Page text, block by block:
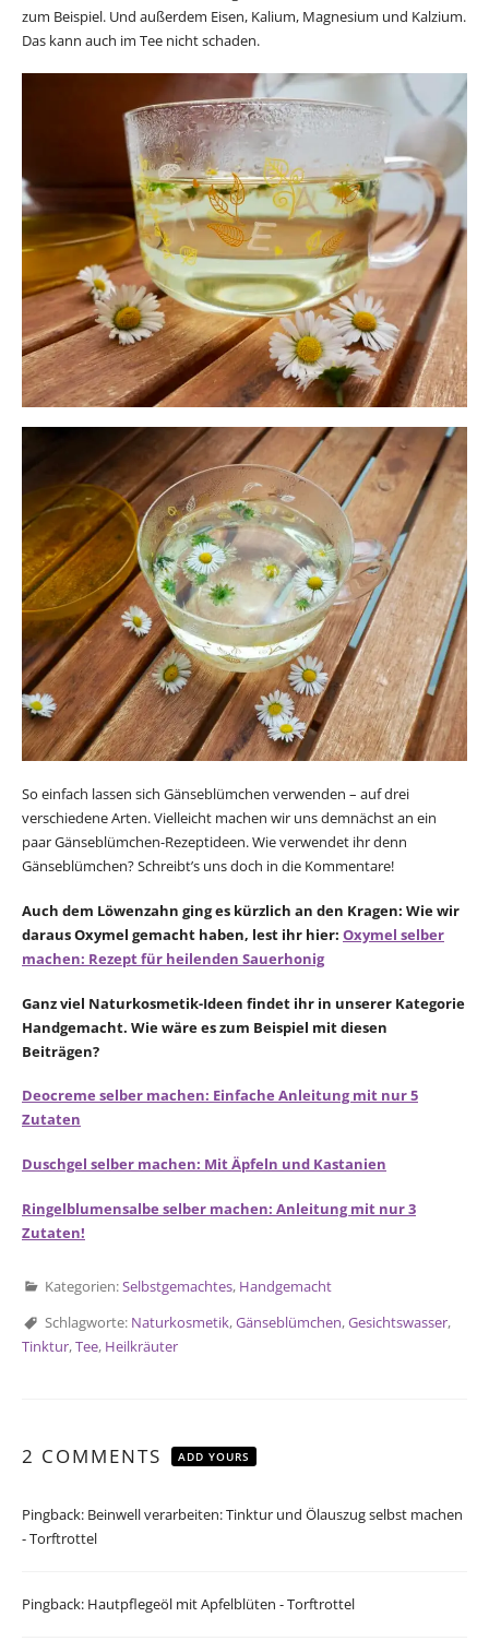
zum Beispiel. Und außerdem Eisen, Kalium, Magnesium und Kalzium.
Das kann auch im Tee nicht schaden.
So einfach lassen sich Gänseblümchen verwenden – auf drei
verschiedene Arten. Vielleicht machen wir uns demnächst an ein
paar Gänseblümchen-Rezeptideen. Wie verwendet ihr denn
Gänseblümchen? Schreibt’s uns doch in die Kommentare!
Auch dem Löwenzahn ging es kürzlich an den Kragen: Wie wir
daraus Oxymel gemacht haben, lest ihr hier: Oxymel selber
machen: Rezept für heilenden Sauerhonig
Ganz viel Naturkosmetik-Ideen findet ihr in unserer Kategorie
Handgemacht. Wie wäre es zum Beispiel mit diesen
Beiträgen?
Deocreme selber machen: Einfache Anleitung mit nur 5
Zutaten
Duschgel selber machen: Mit Äpfeln und Kastanien
Ringelblumensalbe selber machen: Anleitung mit nur 3
Zutaten!
Kategorien:Selbstgemachtes, Handgemacht
Schlagworte: Naturkosmetik,Gänseblümchen,Gesichtswasser,
Tinktur,Tee, Heilkräuter
2 COMMENTS ADD YOURS
Pingback: Beinwell verarbeiten: Tinktur und Ölauszug selbst machen
- Torftrottel
Pingback: Hautpflegeöl mit Apfelblüten - Torftrottel